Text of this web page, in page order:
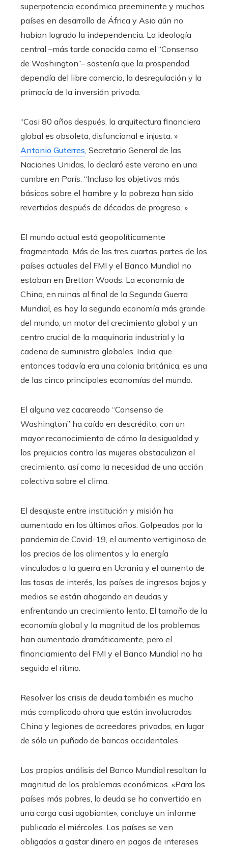
superpotencia económica preeminente y muchos
países en desarrollo de África y Asia aún no
habían logrado la independencia. La ideología
central –más tarde conocida como el “Consenso
de Washington”– sostenía que la prosperidad
dependía del libre comercio, la desregulación y la
primacía de la inversión privada.
“Casi 80 años después, la arquitectura financiera
global es obsoleta, disfuncional e injusta. »
Antonio Guterres, Secretario General de las
Naciones Unidas, lo declaró este verano en una
cumbre en París. “Incluso los objetivos más
básicos sobre el hambre y la pobreza han sido
revertidos después de décadas de progreso. »
El mundo actual está geopolíticamente
fragmentado. Más de las tres cuartas partes de los
países actuales del FMI y el Banco Mundial no
estaban en Bretton Woods. La economía de
China, en ruinas al final de la Segunda Guerra
Mundial, es hoy la segunda economía más grande
del mundo, un motor del crecimiento global y un
centro crucial de la maquinaria industrial y la
cadena de suministro globales. India, que
entonces todavía era una colonia británica, es una
de las cinco principales economías del mundo.
El alguna vez cacareado “Consenso de
Washington” ha caído en descrédito, con un
mayor reconocimiento de cómo la desigualdad y
los prejuicios contra las mujeres obstaculizan el
crecimiento, así como la necesidad de una acción
colectiva sobre el clima.
El desajuste entre institución y misión ha
aumentado en los últimos años. Golpeados por la
pandemia de Covid-19, el aumento vertiginoso de
los precios de los alimentos y la energía
vinculados a la guerra en Ucrania y el aumento de
las tasas de interés, los países de ingresos bajos y
medios se están ahogando en deudas y
enfrentando un crecimiento lento. El tamaño de la
economía global y la magnitud de los problemas
han aumentado dramáticamente, pero el
financiamiento del FMI y el Banco Mundial no ha
seguido el ritmo.
Resolver las crisis de deuda también es mucho
más complicado ahora que están involucradas
China y legiones de acreedores privados, en lugar
de sólo un puñado de bancos occidentales.
Los propios análisis del Banco Mundial resaltan la
magnitud de los problemas económicos. «Para los
países más pobres, la deuda se ha convertido en
una carga casi agobiante», concluye un informe
publicado el miércoles. Los países se ven
obligados a gastar dinero en pagos de intereses